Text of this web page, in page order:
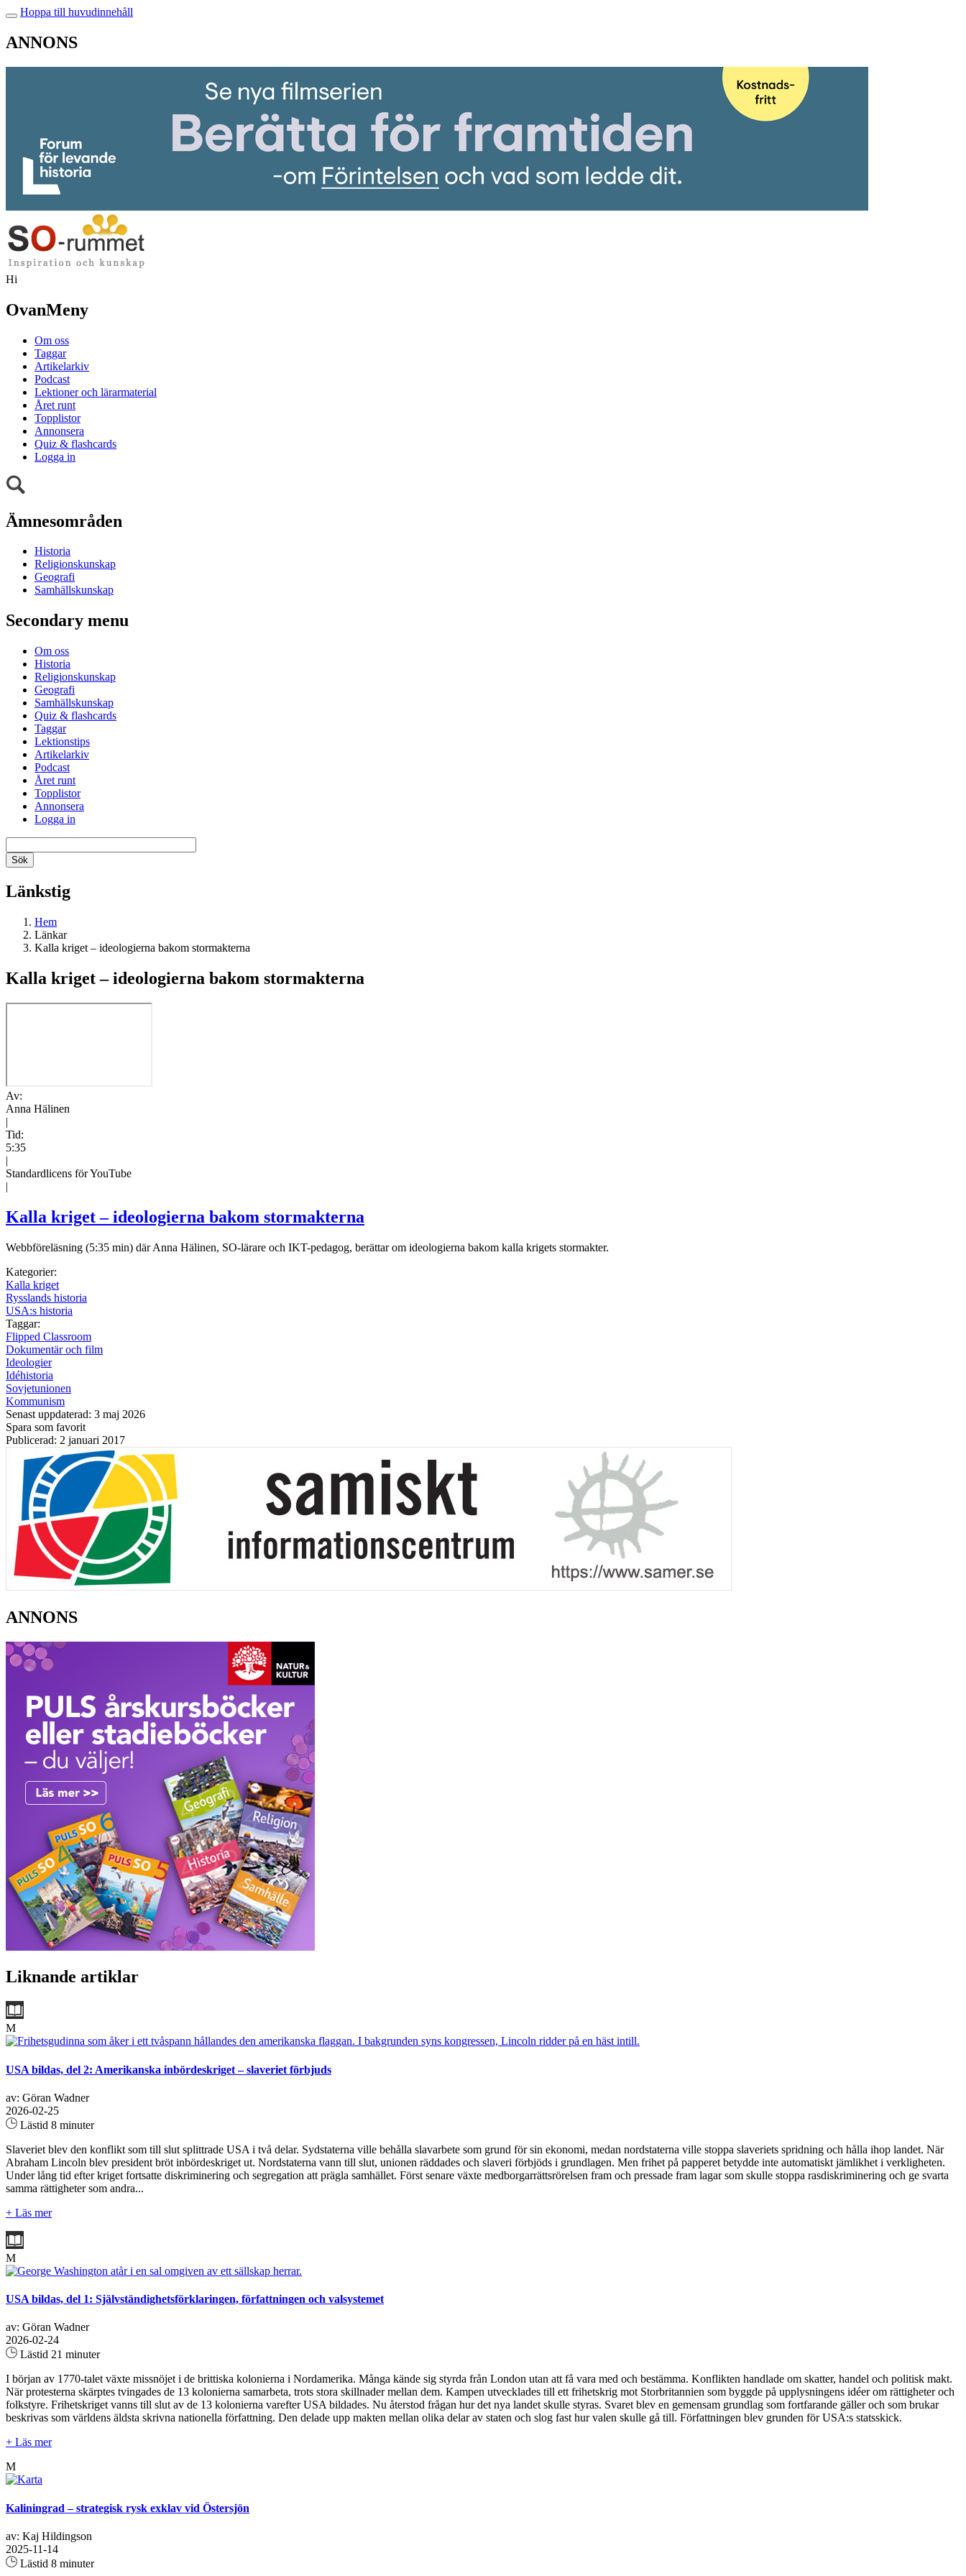
Hoppa till huvudinnehåll
ANNONS
Hi
OvanMeny
Om oss
Taggar
Artikelarkiv
Podcast
Lektioner och lärarmaterial
Året runt
Topplistor
Annonsera
Quiz & flashcards
Logga in
Ämnesområden
Historia
Religionskunskap
Geografi
Samhällskunskap
Secondary menu
Om oss
Historia
Religionskunskap
Geografi
Samhällskunskap
Quiz & flashcards
Taggar
Lektionstips
Artikelarkiv
Podcast
Året runt
Topplistor
Annonsera
Logga in
Länkstig
Hem
Länkar
Kalla kriget – ideologierna bakom stormakterna
Kalla kriget – ideologierna bakom stormakterna
Av:
Anna Hälinen
|
Tid:
5:35
|
Standardlicens för YouTube
|
Kalla kriget – ideologierna bakom stormakterna
Webbföreläsning (5:35 min) där Anna Hälinen, SO-lärare och IKT-pedagog, berättar om ideologierna bakom kalla krigets stormakter.
Kategorier:
Kalla kriget
Rysslands historia
USA:s historia
Taggar:
Flipped Classroom
Dokumentär och film
Ideologier
Idéhistoria
Sovjetunionen
Kommunism
Senast uppdaterad: 3 maj 2026
Spara som favorit
Publicerad: 2 januari 2017
ANNONS
Liknande artiklar
M
USA bildas, del 2: Amerikanska inbördeskriget – slaveriet förbjuds
av: Göran Wadner
2026-02-25
Lästid 8 minuter
Slaveriet blev den konflikt som till slut splittrade USA i två delar. Sydstaterna ville behålla slavarbete som grund för sin ekonomi, medan nordstaterna ville stoppa slaveriets spridning och hålla ihop landet. När
Abraham Lincoln blev president bröt inbördeskriget ut. Nordstaterna vann till slut, unionen räddades och slaveri förbjöds i grundlagen. Men frihet på papperet betydde inte automatiskt jämlikhet i verkligheten.
Under lång tid efter kriget fortsatte diskriminering och segregation att prägla samhället. Först senare växte medborgarrättsrörelsen fram och pressade fram lagar som skulle stoppa rasdiskriminering och ge svarta
samma rättigheter som andra...
+ Läs mer
M
USA bildas, del 1: Självständighetsförklaringen, författningen och valsystemet
av: Göran Wadner
2026-02-24
Lästid 21 minuter
I början av 1770-talet växte missnöjet i de brittiska kolonierna i Nordamerika. Många kände sig styrda från London utan att få vara med och bestämma. Konflikten handlade om skatter, handel och politisk makt.
När protesterna skärptes tvingades de 13 kolonierna samarbeta, trots stora skillnader mellan dem. Kampen utvecklades till ett frihetskrig mot Storbritannien som byggde på upplysningens idéer om rättigheter och
folkstyre. Frihetskriget vanns till slut av de 13 kolonierna varefter USA bildades. Nu återstod frågan hur det nya landet skulle styras. Svaret blev en gemensam grundlag som fortfarande gäller och som brukar
beskrivas som världens äldsta skrivna nationella författning. Den delade upp makten mellan olika delar av staten och slog fast hur valen skulle gå till. Författningen blev grunden för USA:s statsskick.
+ Läs mer
M
Kaliningrad – strategisk rysk exklav vid Östersjön
av: Kaj Hildingson
2025-11-14
Lästid 8 minuter